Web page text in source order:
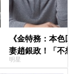
《金特務：本色
妻趙銀政！「不
一句話展現滿滿
明星